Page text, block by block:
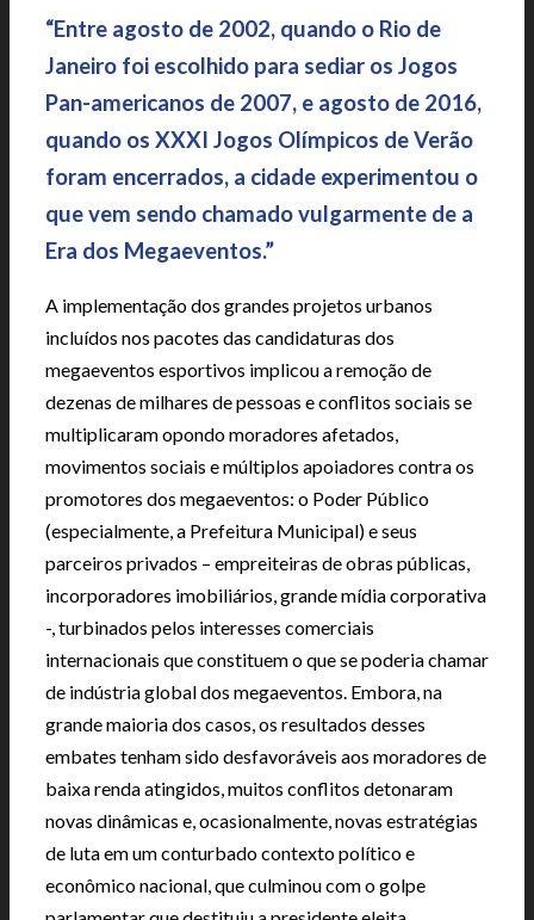
“Entre agosto de 2002, quando o Rio de
Janeiro foi escolhido para sediar os Jogos
Pan-americanos de 2007, e agosto de 2016,
quando os XXXI Jogos Olímpicos de Verão
foram encerrados, a cidade experimentou o
que vem sendo chamado vulgarmente de a
Era dos Megaeventos.”
A implementação dos grandes projetos urbanos
incluídos nos pacotes das candidaturas dos
megaeventos esportivos implicou a remoção de
dezenas de milhares de pessoas e conflitos sociais se
multiplicaram opondo moradores afetados,
movimentos sociais e múltiplos apoiadores contra os
promotores dos megaeventos: o Poder Público
(especialmente, a Prefeitura Municipal) e seus
parceiros privados – empreiteiras de obras públicas,
incorporadores imobiliários, grande mídia corporativa
-, turbinados pelos interesses comerciais
internacionais que constituem o que se poderia chamar
de indústria global dos megaeventos. Embora, na
grande maioria dos casos, os resultados desses
embates tenham sido desfavoráveis aos moradores de
baixa renda atingidos, muitos conflitos detonaram
novas dinâmicas e, ocasionalmente, novas estratégias
de luta em um conturbado contexto político e
econômico nacional, que culminou com o golpe